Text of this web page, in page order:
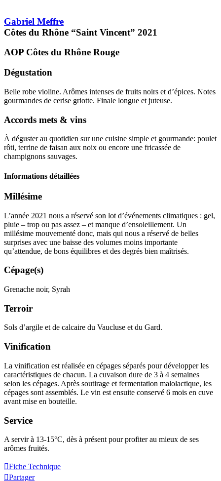
Gabriel Meffre
Côtes du Rhône “Saint Vincent” 2021
AOP Côtes du Rhône Rouge
Dégustation
Belle robe violine. Arômes intenses de fruits noirs et d’épices. Notes
gourmandes de cerise griotte. Finale longue et juteuse.
Accords mets & vins
À déguster au quotidien sur une cuisine simple et gourmande: poulet
rôti, terrine de faisan aux noix ou encore une fricassée de
champignons sauvages.
Informations détaillées
Millésime
L’année 2021 nous a réservé son lot d’événements climatiques : gel,
pluie – trop ou pas assez – et manque d’ensoleillement. Un
millésime mouvementé donc, mais qui nous a réservé de belles
surprises avec une baisse des volumes moins importante
qu’attendue, de bons équilibres et des degrés bien maîtrisés.
Cépage(s)
Grenache noir, Syrah
Terroir
Sols d’argile et de calcaire du Vaucluse et du Gard.
Vinification
La vinification est réalisée en cépages séparés pour développer les
caractéristiques de chacun. La cuvaison dure de 3 à 4 semaines
selon les cépages. Après soutirage et fermentation malolactique, les
cépages sont assemblés. Le vin est ensuite conservé 6 mois en cuve
avant mise en bouteille.
Service
A servir à 13-15°C, dès à présent pour profiter au mieux de ses
arômes fruités.
Fiche Technique
Partager